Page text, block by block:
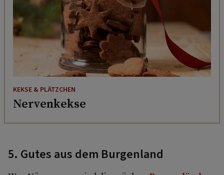
KEKSE & PLÄTZCHEN
Nervenkekse
5. Gutes aus dem Burgenland